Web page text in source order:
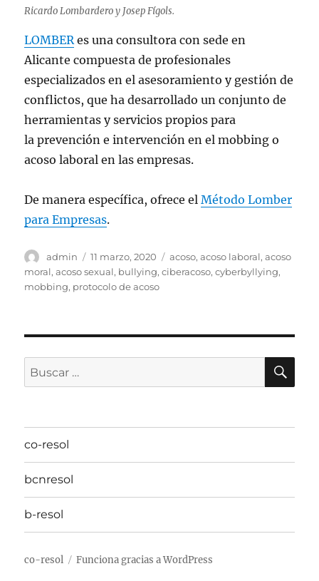
Ricardo Lombardero y Josep Fígols.
LOMBER es una consultora con sede en
Alicante compuesta de profesionales
especializados en el asesoramiento y gestión de
conflictos, que ha desarrollado un conjunto de
herramientas y servicios propios para
la prevención e intervención en el mobbing o
acoso laboral en las empresas.
De manera específica, ofrece elMétodo Lomber
para Empresas.
Autor
admin
Publicado
el
11 marzo, 2020 Etiquetas
acoso,acoso laboral,acoso
moral,acoso sexual, bullying,ciberacoso,cyberbyllying,
mobbing, protocolo de acoso
Buscar
por:
co-resol
bcnresol
b-resol
co-resol Funciona gracias a WordPress